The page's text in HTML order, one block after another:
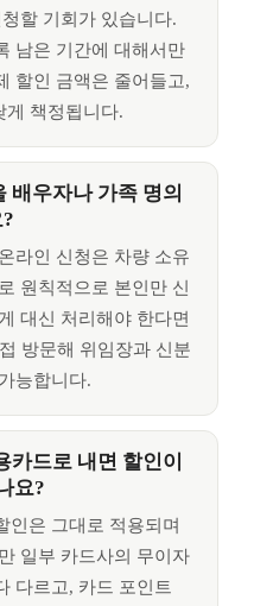
할 기회가 있습니다.
남은 기간에 대해서만
할인 금액은 줄어들고,
게 책정됩니다.
배우자나 가족 명의
라인 신청은 차량 소유
원칙적으로 본인만 신
대신 처리해야 한다면
방문해 위임장과 신분
능합니다.
카드로 내면 할인이
요?
인은 그대로 적용되며
일부 카드사의 무이자
다르고, 카드 포인트